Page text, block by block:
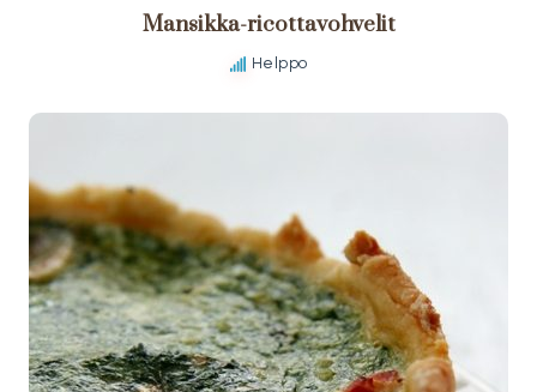
Mansikka-ricottavohvelit
Helppo